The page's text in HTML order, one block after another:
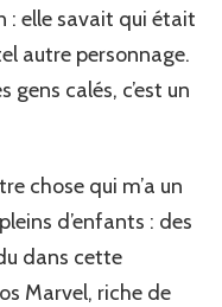
: elle savait qui était
autre personnage.
gens calés, c’est un
chose qui m’a un
d’enfants : des
dans cette
Marvel, riche de